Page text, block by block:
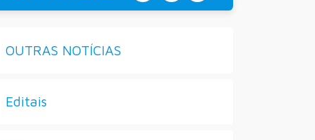
OUTRAS NOTÍCIAS
Editais